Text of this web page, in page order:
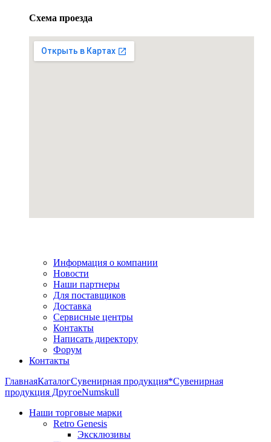
Схема проезда
Информация о компании
Новости
Наши партнеры
Для поставщиков
Доставка
Сервисные центры
Контакты
Написать директору
Форум
Контакты
ГлавнаяКаталогСувенирная продукция*Сувенирная
продукция ДругоеNumskull
Наши торговые марки
Retro Genesis
Эксклюзивы